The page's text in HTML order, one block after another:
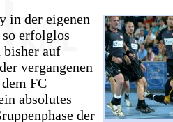
in der eigenen
erfolglos
bisher auf
vergangenen
FC
absolutes
der